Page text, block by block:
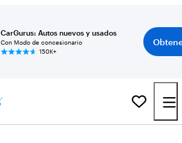
CarGurus: Autos nuevos y usados
Con Modo de concesionario
150K+